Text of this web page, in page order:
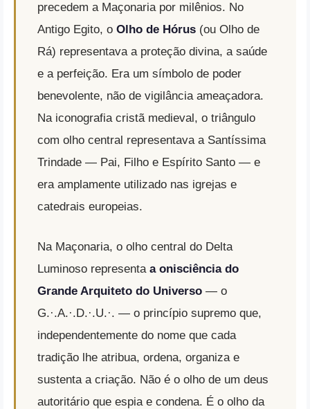
precedem a Maçonaria por milênios. No
Antigo Egito, o Olho de Hórus(ou Olho de
Rá) representava a proteção divina, a saúde
e a perfeição. Era um símbolo de poder
benevolente, não de vigilância ameaçadora.
Na iconografia cristã medieval, o triângulo
com olho central representava a Santíssima
Trindade — Pai, Filho e Espírito Santo — e
era amplamente utilizado nas igrejas e
catedrais europeias.
Na Maçonaria, o olho central do Delta
Luminoso representa a onisciência do
Grande Arquiteto do Universo— o
G.·.A.·.D.·.U.·. — o princípio supremo que,
independentemente do nome que cada
tradição lhe atribua, ordena, organiza e
sustenta a criação. Não é o olho de um deus
autoritário que espia e condena. É o olho da